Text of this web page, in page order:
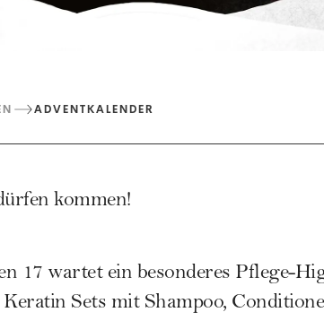
ADVENTKALENDER
kommen!
17 wartet ein besonderes Pflege-
Keratin Sets mit Shampoo,